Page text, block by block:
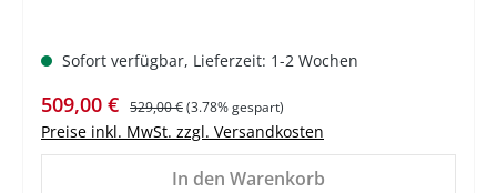
Sofort verfügbar, Lieferzeit: 1-2 Wochen
Verkaufspreis:
509,00 € Regulärer Preis:
529,00 €(3.78% gespart)
Preise inkl. MwSt. zzgl. Versandkosten
In den Warenkorb